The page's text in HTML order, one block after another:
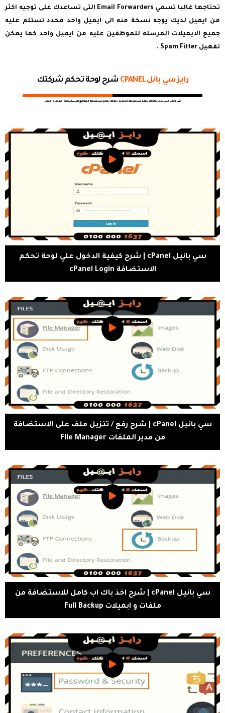
تحتاجها غالبا تسمي Email Forwarders التى تساعدك على توجيه اكثر
من ايميل لديك يوجه نسخة منه الى ايميل واحد محدد تستلم عليه
جميع الايميلات المرسله للموظفين عليه من ايميل واحد كما يمكن
تفعيل Spam Filter .
رايز سي بانل CPANEL شرح لوحة تحكم شركتك
شروحات السي بانل | لوحة تحكم استضافة الايميل | لوحة تحكم استضافة المواقع | الاسكندرية | القاهرة | مصر
سي بانيل cPanel | شرح كيفية الدخول علي لوحة تحكم
الاستضافة cPanel Login
سي بانيل cPanel | شرح رفع / تنزيل ملف على الاستضافة
من مدير الملفات File Manager
سي بانيل cPanel | شرح اخذ باك اب كامل للاستضافة من
ملفات و ابميلات Full Backup